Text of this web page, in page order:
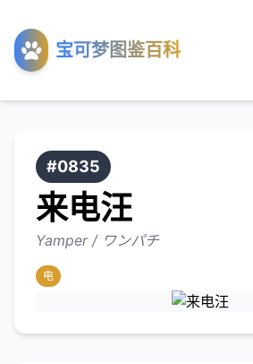
宝可梦图鉴百科
工具
关于
#0835
来电汪
Yamper / ワンパチ
电